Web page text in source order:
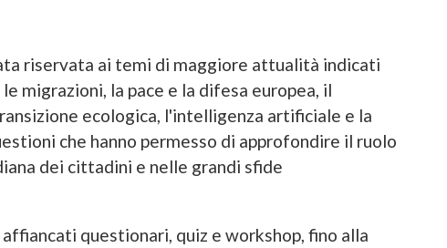
riservata ai temi di maggiore attualità indicati
migrazioni, la pace e la difesa europea, il
ecologica, l'intelligenza artificiale e la
che hanno permesso di approfondire il ruolo
dei cittadini e nelle grandi sfide
questionari, quiz e workshop, fino alla